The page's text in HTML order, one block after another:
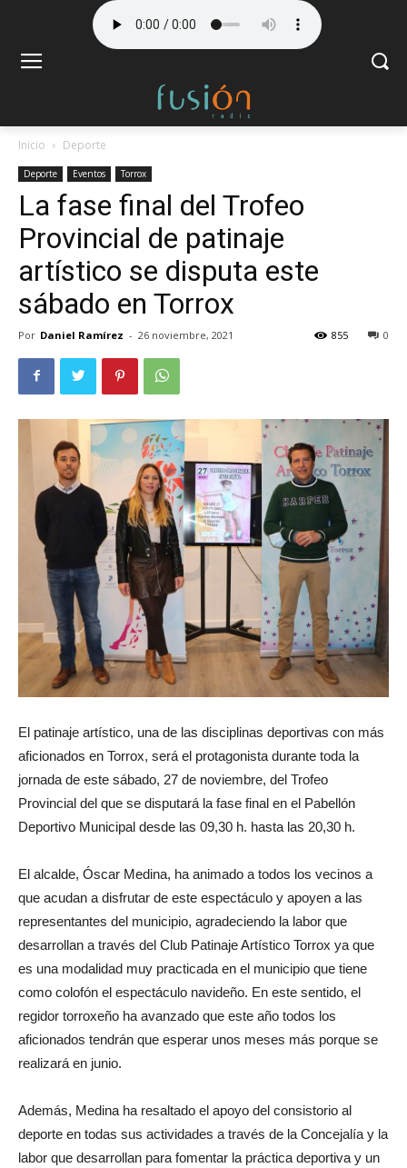
Inicio Deporte
Deporte Eventos Torrox
La fase final del Trofeo
Provincial de patinaje
artístico se disputa este
sábado en Torrox
Por Daniel Ramírez - 26 noviembre, 2021 0
855
El patinaje artístico, una de las disciplinas deportivas con más
aficionados en Torrox, será el protagonista durante toda la
jornada de este sábado, 27 de noviembre, del Trofeo
Provincial del que se disputará la fase final en el Pabellón
Deportivo Municipal desde las 09,30 h. hasta las 20,30 h.
El alcalde, Óscar Medina, ha animado a todos los vecinos a
que acudan a disfrutar de este espectáculo y apoyen a las
representantes del municipio, agradeciendo la labor que
desarrollan a través del Club Patinaje Artístico Torrox ya que
es una modalidad muy practicada en el municipio que tiene
como colofón el espectáculo navideño. En este sentido, el
regidor torroxeño ha avanzado que este año todos los
aficionados tendrán que esperar unos meses más porque se
realizará en junio.
Además, Medina ha resaltado el apoyo del consistorio al
deporte en todas sus actividades a través de la Concejalía y la
labor que desarrollan para fomentar la práctica deportiva y un